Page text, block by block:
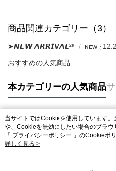
商品関連カテゴリー（3）
➤𝙉𝙀𝙒 𝘼𝙍𝙍𝙄𝙑𝘼𝙇²⁵ ɴᴇᴡ ₍
おすすめの人気商品
本カテゴリーの人気商品
人気タグ
当サイトではCookieを使用しています
や、Cookieを無効にしたい場合のブラウ
「 プライバシーポリシー 」のCookieポ
が、当サイトを引き続き使用される場合
詳しく見る >